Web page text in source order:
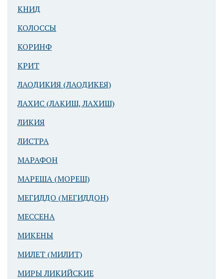
КНИД
КОЛОССЫ
КОРИНФ
КРИТ
ЛАОДИКИЯ (ЛАОДИКЕЯ)
ЛАХИС (ЛАКИШ, ЛАХИШ)
ЛИКИЯ
ЛИСТРА
МАРАФОН
МАРЕША (МОРЕШ)
МЕГИДДО (МЕГИДДОН)
МЕССЕНА
МИКЕНЫ
МИЛЕТ (МИЛИТ)
МИРЫ ЛИКИЙСКИЕ